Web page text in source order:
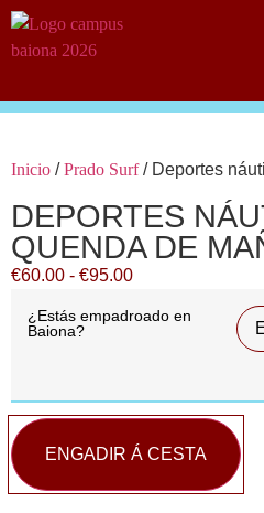
Inicio /Prado Surf/ Deportes
DEPORTES
QUENDA DE
€60.00 - €95.00
¿Estás empadroado en
Baiona?
ENGADIR Á CESTA